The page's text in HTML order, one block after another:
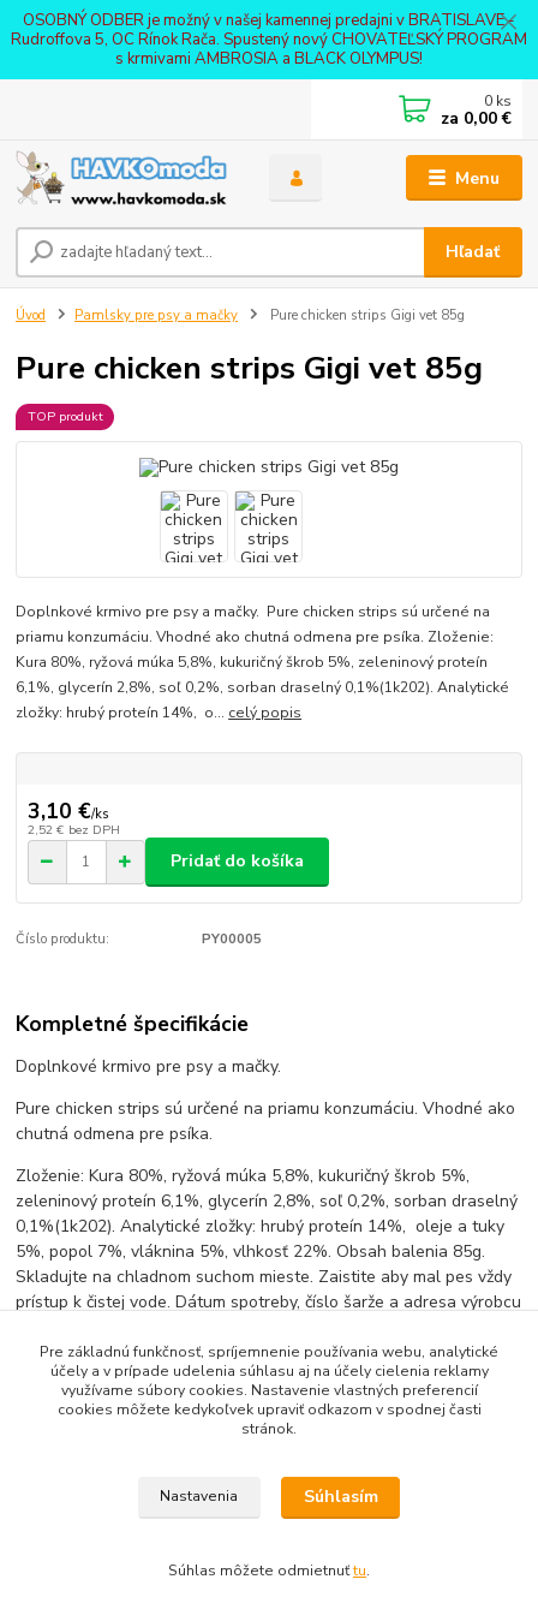
OSOBNÝ ODBER je možný v našej kamennej predajni v BRATISLAVE -
Rudroffova 5, OC Rínok Rača. Spustený nový CHOVATEĽSKÝ PROGRAM
s krmivami AMBROSIA a BLACK OLYMPUS!
Menu
Hľadať
0 ks
za 0,00 €
Úvod Pamlsky pre psy a mačky Pure chicken strips Gigi vet 85g
Pure chicken strips Gigi vet 85g
TOP produkt
Doplnkové krmivo pre psy a mačky. Pure chicken strips sú určené na
priamu konzumáciu. Vhodné ako chutná odmena pre psíka. Zloženie:
Kura 80%, ryžová múka 5,8%, kukuričný škrob 5%, zeleninový proteín
6,1%, glycerín 2,8%, soľ 0,2%, sorban draselný 0,1%(1k202). Analytické
zložky: hrubý proteín 14%, o... celý popis
3,10 €/ks
2,52 € bez DPH
Pridať do košíka
Číslo produktu: PY00005
Kompletné špecifikácie
Doplnkové krmivo pre psy a mačky.
Pure chicken strips sú určené na priamu konzumáciu. Vhodné ako
chutná odmena pre psíka.
Zloženie: Kura 80%, ryžová múka 5,8%, kukuričný škrob 5%,
zeleninový proteín 6,1%, glycerín 2,8%, soľ 0,2%, sorban draselný
0,1%(1k202). Analytické zložky: hrubý proteín 14%, oleje a tuky
5%, popol 7%, vláknina 5%, vlhkosť 22%. Obsah balenia 85g.
Skladujte na chladnom suchom mieste. Zaistite aby mal pes vždy
prístup k čistej vode. Dátum spotreby, číslo šarže a adresa výrobcu
Tovar zaradený v kategóriách
Pre základnú funkčnosť, spríjemnenie používania webu, analytické
účely a v prípade udelenia súhlasu aj na účely cielenia reklamy
využívame súbory cookies. Nastavenie vlastných preferencií
cookies môžete kedykoľvek upraviť odkazom v spodnej časti
stránok.
Nastavenia Súhlasím
Súhlas môžete odmietnuťtu.